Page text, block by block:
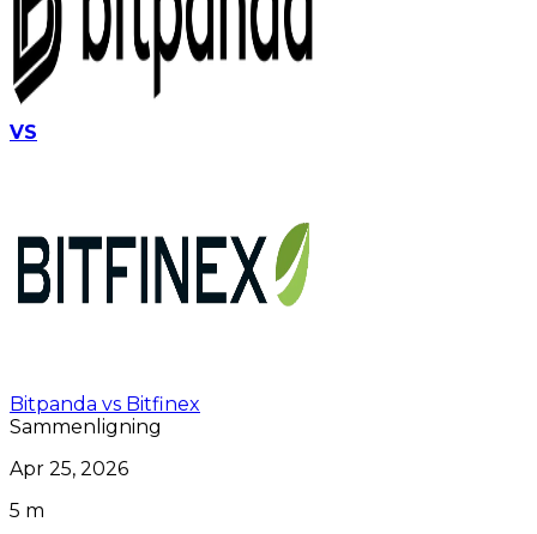
VS
Bitpanda vs Bitfinex
Sammenligning
Apr 25, 2026
5 m